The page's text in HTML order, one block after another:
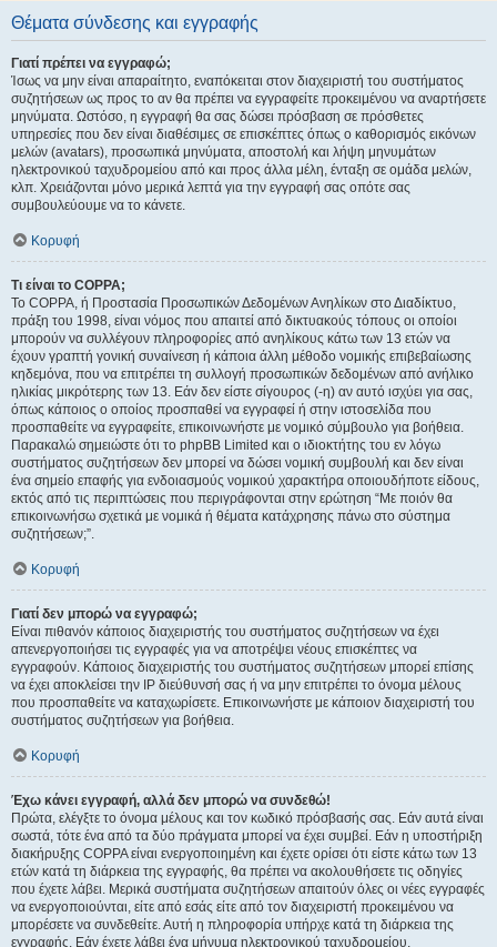
Θέματα σύνδεσης και εγγραφής
Γιατί πρέπει να εγγραφώ;
Ίσως να μην είναι απαραίτητο, εναπόκειται στον διαχειριστή του συστήματος
συζητήσεων ως προς το αν θα πρέπει να εγγραφείτε προκειμένου να αναρτήσετε
μηνύματα. Ωστόσο, η εγγραφή θα σας δώσει πρόσβαση σε πρόσθετες
υπηρεσίες που δεν είναι διαθέσιμες σε επισκέπτες όπως ο καθορισμός εικόνων
μελών (avatars), προσωπικά μηνύματα, αποστολή και λήψη μηνυμάτων
ηλεκτρονικού ταχυδρομείου από και προς άλλα μέλη, ένταξη σε ομάδα μελών,
κλπ. Χρειάζονται μόνο μερικά λεπτά για την εγγραφή σας οπότε σας
συμβουλεύουμε να το κάνετε.
Κορυφή
Τι είναι το COPPA;
Το COPPA, ή Προστασία Προσωπικών Δεδομένων Ανηλίκων στο Διαδίκτυο,
πράξη του 1998, είναι νόμος που απαιτεί από δικτυακούς τόπους οι οποίοι
μπορούν να συλλέγουν πληροφορίες από ανηλίκους κάτω των 13 ετών να
έχουν γραπτή γονική συναίνεση ή κάποια άλλη μέθοδο νομικής επιβεβαίωσης
κηδεμόνα, που να επιτρέπει τη συλλογή προσωπικών δεδομένων από ανήλικο
ηλικίας μικρότερης των 13. Εάν δεν είστε σίγουρος (-η) αν αυτό ισχύει για σας,
όπως κάποιος ο οποίος προσπαθεί να εγγραφεί ή στην ιστοσελίδα που
προσπαθείτε να εγγραφείτε, επικοινωνήστε με νομικό σύμβουλο για βοήθεια.
Παρακαλώ σημειώστε ότι το phpBB Limited και ο ιδιοκτήτης του εν λόγω
συστήματος συζητήσεων δεν μπορεί να δώσει νομική συμβουλή και δεν είναι
ένα σημείο επαφής για ενδοιασμούς νομικού χαρακτήρα οποιουδήποτε είδους,
εκτός από τις περιπτώσεις που περιγράφονται στην ερώτηση “Με ποιόν θα
επικοινωνήσω σχετικά με νομικά ή θέματα κατάχρησης πάνω στο σύστημα
συζητήσεων;”.
Κορυφή
Γιατί δεν μπορώ να εγγραφώ;
Είναι πιθανόν κάποιος διαχειριστής του συστήματος συζητήσεων να έχει
απενεργοποιήσει τις εγγραφές για να αποτρέψει νέους επισκέπτες να
εγγραφούν. Κάποιος διαχειριστής του συστήματος συζητήσεων μπορεί επίσης
να έχει αποκλείσει την IP διεύθυνσή σας ή να μην επιτρέπει το όνομα μέλους
που προσπαθείτε να καταχωρίσετε. Επικοινωνήστε με κάποιον διαχειριστή του
συστήματος συζητήσεων για βοήθεια.
Κορυφή
Έχω κάνει εγγραφή, αλλά δεν μπορώ να συνδεθώ!
Πρώτα, ελέγξτε το όνομα μέλους και τον κωδικό πρόσβασής σας. Εάν αυτά είναι
σωστά, τότε ένα από τα δύο πράγματα μπορεί να έχει συμβεί. Εάν η υποστήριξη
διακήρυξης COPPA είναι ενεργοποιημένη και έχετε ορίσει ότι είστε κάτω των 13
ετών κατά τη διάρκεια της εγγραφής, θα πρέπει να ακολουθήσετε τις οδηγίες
που έχετε λάβει. Μερικά συστήματα συζητήσεων απαιτούν όλες οι νέες εγγραφές
να ενεργοποιούνται, είτε από εσάς είτε από τον διαχειριστή προκειμένου να
μπορέσετε να συνδεθείτε. Αυτή η πληροφορία υπήρχε κατά τη διάρκεια της
εγγραφής. Εάν έχετε λάβει ένα μήνυμα ηλεκτρονικού ταχυδρομείου,